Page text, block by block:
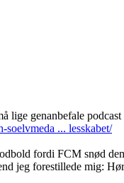
lige genanbefale
soelvmeda ... lesskabet/
fordi FCM snød
jeg forestillede mig: